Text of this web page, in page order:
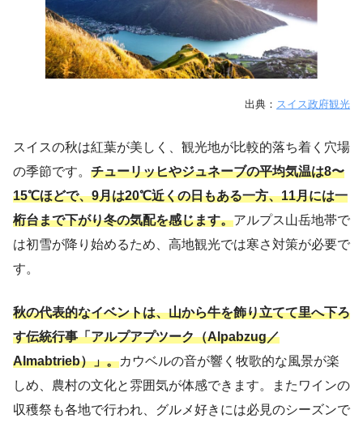
出典： スイス政府観光
スイスの秋は紅葉が美しく、観光地が比較的落ち着く穴場
の季節です。 チューリッヒやジュネーブの平均気温は8〜
15℃ほどで、9月は20℃近くの日もある一方、11月には一
桁台まで下がり冬の気配を感じます。アルプス山岳地帯で
は初雪が降り始めるため、高地観光では寒さ対策が必要で
す。
秋の代表的なイベントは、山から牛を飾り立てて里へ下ろ
す伝統行事「アルプアプツーク（Alpabzug／
Almabtrieb）」。カウベルの音が響く牧歌的な風景が楽
しめ、農村の文化と雰囲気が体感できます。またワインの
収穫祭も各地で行われ、グルメ好きには必見のシーズンで